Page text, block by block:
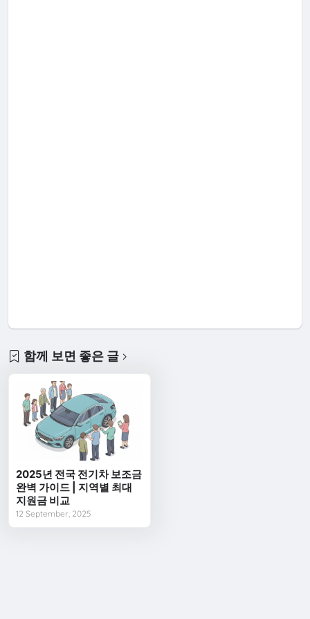
함께 보면 좋은 글
2025년 전국 전기차 보조금
완벽 가이드 | 지역별 최대
지원금 비교
12 September, 2025